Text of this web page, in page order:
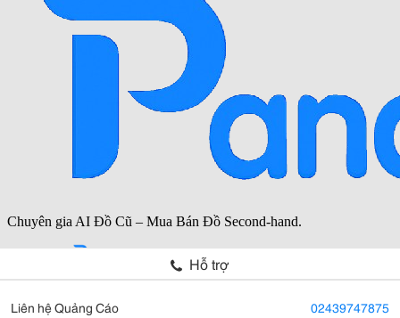
Hỗ trợ
Liên hệ Quảng Cáo 02439747875